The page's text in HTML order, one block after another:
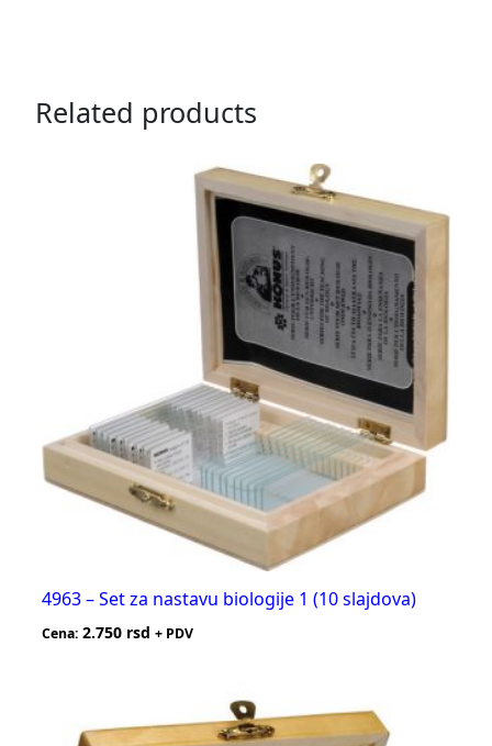
Related products
4963 – Set za nastavu biologije 1 (10 slajdova)
Cena: 2.750 rsd + PDV